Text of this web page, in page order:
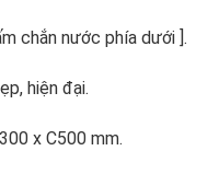
chắn nước phía dưới ].
hiện đại.
x C500 mm.